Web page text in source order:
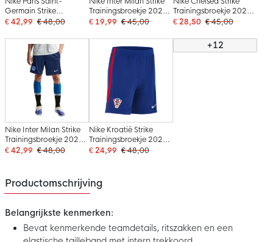
Germain Strike
Trainingsbroekje 2026-
Donkerblauw
€ 42,99 € 48,00
Trainingsbroekje 2025-
2026 Donkerblauw Wit
€ 19,99 € 45,00
Trainingsbroekje 2025-
2026 Donkergroen Wit
€ 28,50 € 45,00
Nike Inter Milan Strike
Trainingsbroekje 2026-
2027 Donkerblauw Wit
€ 42,99 € 48,00
Nike Kroatië Strike
Trainingsbroekje 2026-
2028 Blauw Rood Wit
€ 24,99 € 48,00
+12
Productomschrijving
Belangrijkste kenmerken:
Bevat kenmerkende teamdetails, ritszakken en een